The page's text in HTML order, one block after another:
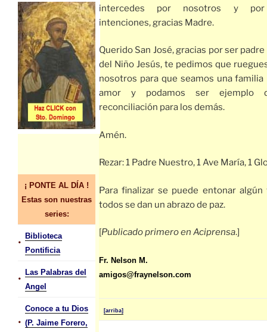
¡ PONTE AL DÍA !
Estas son nuestras
series:
•
Biblioteca
Pontificia
•
Las Palabras del
Angel
•
Conoce a tu Dios
(P. Jaime Forero,
intercedes por nosotros y por
intenciones, gracias Madre.
Querido San José, gracias por ser
del Niño Jesús, te pedimos que
nosotros para que seamos una familia
amor y podamos ser ejemplo
reconciliación para los demás.
Amén.
Rezar: 1 Padre Nuestro, 1 Ave María, 1
Para finalizar se puede entonar algún
todos se dan un abrazo de paz.
[Publicado primero en Aciprensa.]
Fr. Nelson M.
amigos@fraynelson.com
[arriba]